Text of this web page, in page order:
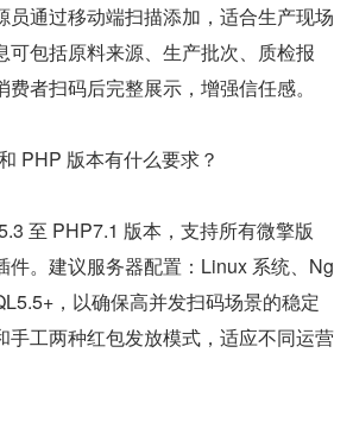
通过移动端扫描添加，适合生产现场
可包括原料来源、生产批次、质检报
者扫码后完整展示，增强信任感。
PHP 版本有什么要求？
至 PHP7.1 版本，支持所有微擎版
件。建议服务器配置：Linux 系统、Ng
，以确保高并发扫码场景的稳定
手工两种红包发放模式，适应不同运营